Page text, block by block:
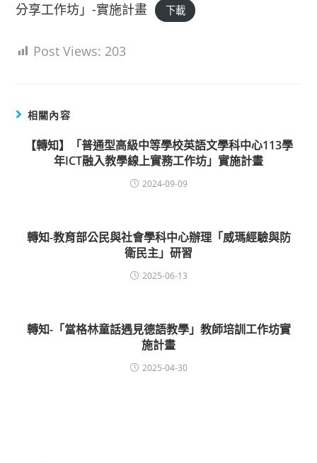
分享工作坊」-實施計畫
下載
Post Views: 203
相關內容
【轉知】「普通型高級中等學校英語文學科中心113學
年ICT融入教學線上實務工作坊」實施計畫
2024-09-09
轉知-教育部公民與社會學科中心辦理「威瑪經驗與防
衛民主」研習
2025-06-13
轉知-「當格林童話遇見德語教學」教師培訓工作坊實
施計畫
2025-04-30